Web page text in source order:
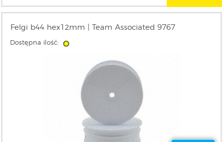
Felgi b44 hex12mm | Team Associated 9767
Dostępna ilość: